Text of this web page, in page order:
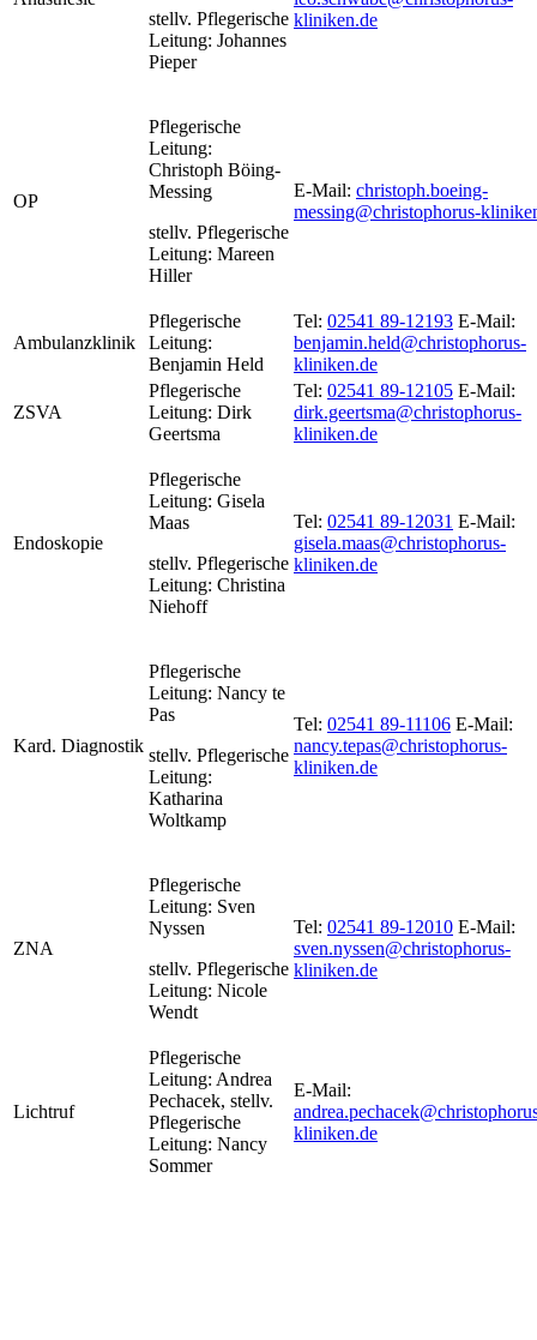
stellv. Pflegerische
Leitung: Johannes
Pieper
kliniken.de
OP
Pflegerische
Leitung:
Christoph Böing-
Messing
stellv. Pflegerische
Leitung: Mareen
Hiller
E-Mail: christoph.boeing-
messing@christophorus-
Ambulanzklinik
Pflegerische
Leitung:
Benjamin Held
Tel: 02541 89-12193 E-Mail:
benjamin.held@christophorus-
kliniken.de
ZSVA
Pflegerische
Leitung: Dirk
Geertsma
Tel: 02541 89-12105 E-Mail:
dirk.geertsma@christophorus-
kliniken.de
Endoskopie
Pflegerische
Leitung: Gisela
Maas
stellv. Pflegerische
Leitung: Christina
Niehoff
Tel: 02541 89-12031 E-Mail:
gisela.maas@christophorus-
kliniken.de
Kard. Diagnostik
Pflegerische
Leitung: Nancy te
Pas
stellv. Pflegerische
Leitung:
Katharina
Woltkamp
Tel: 02541 89-11106 E-Mail:
nancy.tepas@christophorus-
kliniken.de
ZNA
Pflegerische
Leitung: Sven
Nyssen
stellv. Pflegerische
Leitung: Nicole
Wendt
Tel: 02541 89-12010 E-Mail:
sven.nyssen@christophorus-
kliniken.de
Lichtruf
Pflegerische
Leitung: Andrea
Pechacek, stellv.
Pflegerische
Leitung: Nancy
Sommer
E-Mail:
kliniken.de